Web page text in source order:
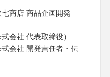
商店 商品企画開発
会社 代表取締役）
会社 開発責任者・伝